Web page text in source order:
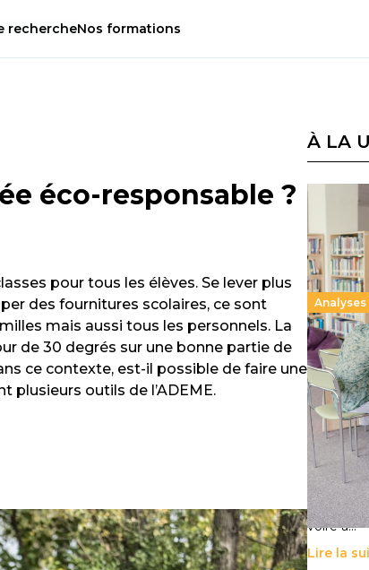
rechercheNos formations
éco-responsable ?
pour tous les élèves. Se lever plus
des fournitures scolaires, ce sont
mais aussi tous les personnels. La
de 30 degrés sur une bonne partie de
ce contexte, est-il possible de faire une
plusieurs outils de l’ADEME.
À LA
qui met
11 juillet
Le projet
en
système
voire à…
Lire la